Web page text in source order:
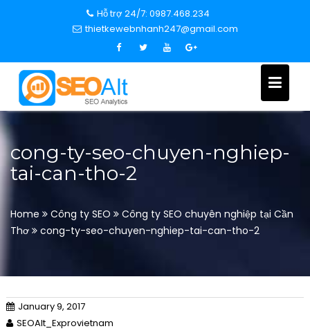
c
o
n
Hỗ trợ 24/7: 0987.468.234
thietkewebnhanh247@gmail.com
cong-ty-seo-chuyen-nghiep-
tai-can-tho-2
Home Công ty SEO
Công ty SEO chuyên nghiệp tại Cần
Thơ
cong-ty-seo-chuyen-nghiep-tai-can-tho-2
January 9, 2017
SEOAlt_Exprovietnam